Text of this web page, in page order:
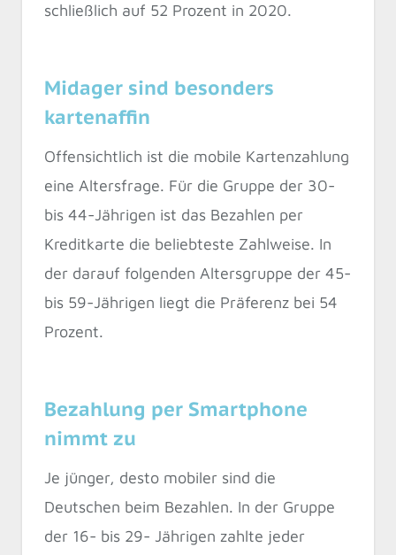
schließlich auf 52 Prozent in 2020.
Midager sind besonders
kartenaffin
Offensichtlich ist die mobile Kartenzahlung
eine Altersfrage. Für die Gruppe der 30-
bis 44-Jährigen ist das Bezahlen per
Kreditkarte die beliebteste Zahlweise. In
der darauf folgenden Altersgruppe der 45-
bis 59-Jährigen liegt die Präferenz bei 54
Prozent.
Bezahlung per Smartphone
nimmt zu
Je jünger, desto mobiler sind die
Deutschen beim Bezahlen. In der Gruppe
der 16- bis 29- Jährigen zahlte jeder